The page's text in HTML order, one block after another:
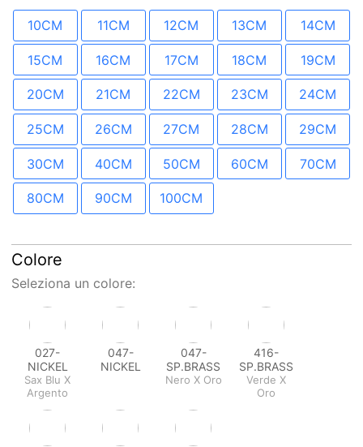
10CM 11CM 12CM 13CM 14CM
15CM 16CM 17CM 18CM 19CM
20CM 21CM 22CM 23CM 24CM
25CM 26CM 27CM 28CM 29CM
30CM 40CM 50CM 60CM 70CM
80CM 90CM 100CM
Colore
Seleziona un colore:
027-
NICKEL
Sax Blu X
Argento
047-
NICKEL
047-
SP.BRASS
Nero X Oro
416-
SP.BRASS
Verde X
Oro